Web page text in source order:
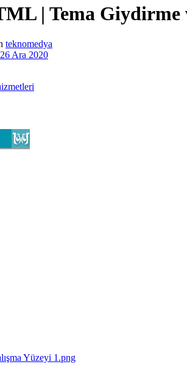
| Tema Giydirme
teknomedya
26 Ara 2020